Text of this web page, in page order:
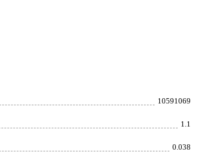
10591069
1.1
0.038